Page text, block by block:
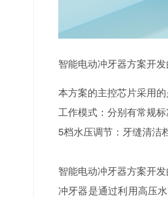
智能电动冲牙器方案开
本方案的主控芯片采用
工作模式：分别有常规
5档水压调节：牙缝清洁
智能电动冲牙器方案开
冲牙器是通过利用高压